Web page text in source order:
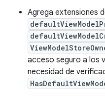
Agrega extensiones
acceso seguro a los
necesidad de